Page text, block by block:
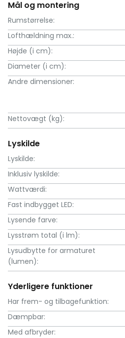
Mål og montering
Rumstørrelse:
Lofthældning max.:
Højde (i cm):
Diameter (i cm):
Andre dimensioner:
Nettovægt (kg):
Lyskilde
Lyskilde:
Inklusiv lyskilde:
Wattværdi:
Fast indbygget LED:
Lysende farve:
Lysstrøm total (i lm):
Lysudbytte for armaturet
(lumen):
Yderligere funktioner
Har frem- og tilbagefunktion:
Dæmpbar:
Med afbryder: